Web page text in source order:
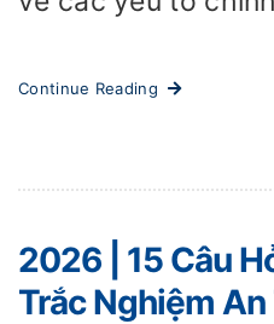
Continue Reading
2026 | 15 Câu
Trắc Nghiệm